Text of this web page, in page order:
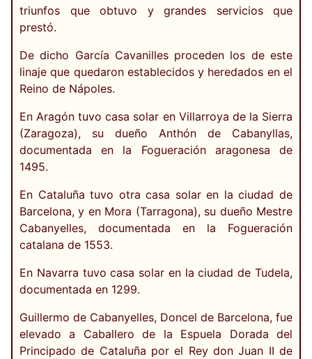
triunfos que obtuvo y grandes servicios que
prestó.
De dicho García Cavanilles proceden los de este
linaje que quedaron establecidos y heredados en el
Reino de Nápoles.
En Aragón tuvo casa solar en Villarroya de la Sierra
(Zaragoza), su dueño Anthón de Cabanyllas,
documentada en la Fogueración aragonesa de
1495.
En Cataluña tuvo otra casa solar en la ciudad de
Barcelona, y en Mora (Tarragona), su dueño Mestre
Cabanyelles, documentada en la Fogueración
catalana de 1553.
En Navarra tuvo casa solar en la ciudad de Tudela,
documentada en 1299.
Guillermo de Cabanyelles, Doncel de Barcelona, fue
elevado a Caballero de la Espuela Dorada del
Principado de Cataluña por el Rey don Juan II de